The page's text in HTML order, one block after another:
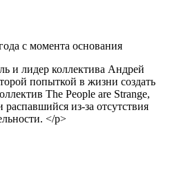
с момента основания
и лидер коллектива Андрей
попыткой в жизни создать
The People are Strange,
из-за отсутствия
</p>